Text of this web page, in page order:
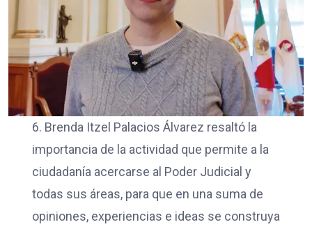
6. Brenda Itzel Palacios Álvarez resaltó la
importancia de la actividad que permite a la
ciudadanía acercarse al Poder Judicial y
todas sus áreas, para que en una suma de
opiniones, experiencias e ideas se construya